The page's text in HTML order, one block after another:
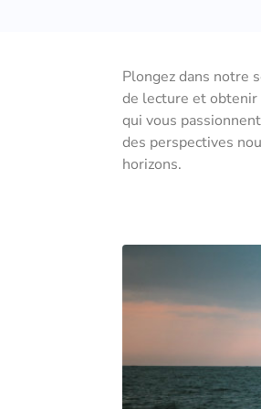
Plongez dans notre
de lecture et
qui vous
des perspectives
horizons.